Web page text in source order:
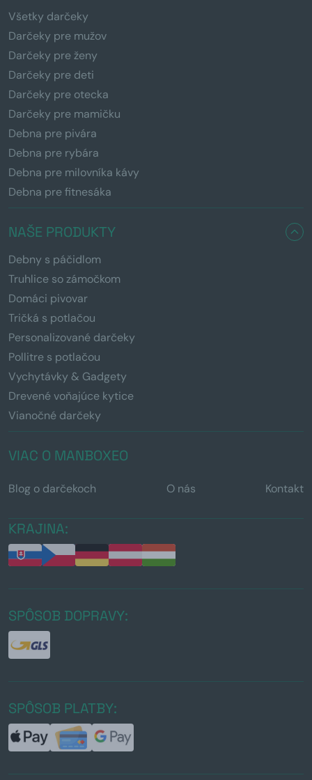
Všetky darčeky
Darčeky pre mužov
Darčeky pre ženy
Darčeky pre deti
Darčeky pre otecka
Darčeky pre mamičku
Debna pre pivára
Debna pre rybára
Debna pre milovníka kávy
Debna pre fitnesáka
NAŠE PRODUKTY
Debny s páčidlom
Truhlice so zámočkom
Domáci pivovar
Tričká s potlačou
Personalizované darčeky
Pollitre s potlačou
Vychytávky & Gadgety
Drevené voňajúce kytice
Vianočné darčeky
VIAC O MANBOXEO
Blog o darčekoch O nás Kontakt
KRAJINA:
SPÔSOB DOPRAVY:
SPÔSOB PLATBY: